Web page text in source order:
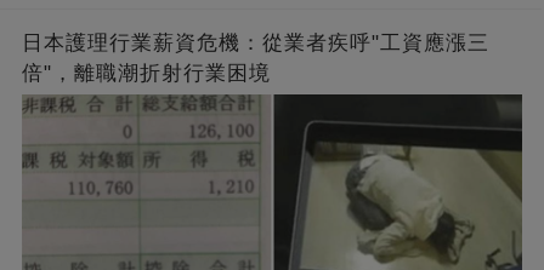
日本護理行業薪資危機：從業者疾呼"工資應漲三
倍"，離職潮折射行業困境